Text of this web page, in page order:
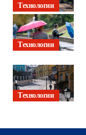
Технологии
Технологии
Технологии